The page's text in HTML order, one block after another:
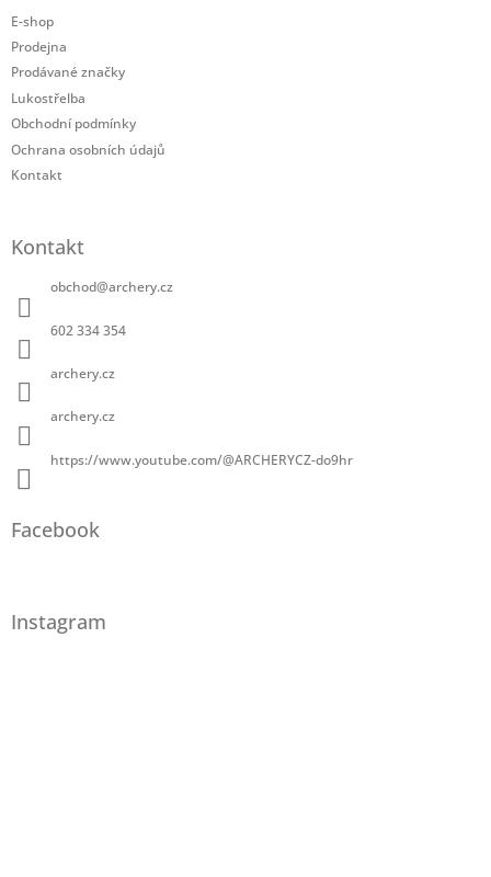
E-shop
Prodejna
Prodávané značky
Lukostřelba
Obchodní podmínky
Ochrana osobních údajů
Kontakt
Kontakt
obchod@archery.cz
602 334 354
archery.cz
archery.cz
https://www.youtube.com/@ARCHERYCZ-do9hr
Facebook
Instagram